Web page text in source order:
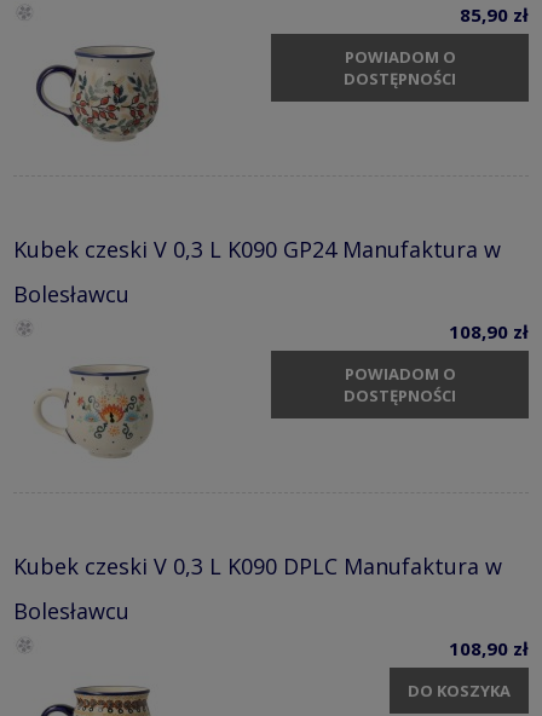
85,90 zł
POWIADOM O
DOSTĘPNOŚCI
Kubek czeski V 0,3 L K090 GP24 Manufaktura w
Bolesławcu
108,90 zł
POWIADOM O
DOSTĘPNOŚCI
Kubek czeski V 0,3 L K090 DPLC Manufaktura w
Bolesławcu
108,90 zł
DO KOSZYKA